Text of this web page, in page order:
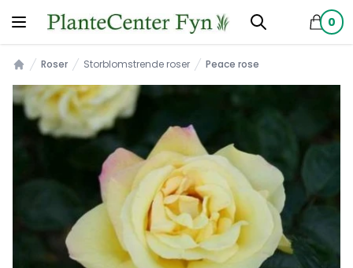
0
Roser Storblomstrende roser Peace rose